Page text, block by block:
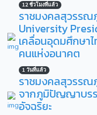
12 ชั่วโมงที่แล้ว
ราชมงคลสุวรรณ
University
เคลื่อนอุดมศึกษา
คนแห่งอนาคต
1 วันที่แล้ว
ราชมงคลสุวรรณ
จากภูมิปัญญาบร
อัจฉริยะ